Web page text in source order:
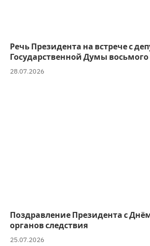
Речь Президента на встрече с
Государственной Думы
28.07.2026
Поздравление Президента с
органов следствия
25.07.2026